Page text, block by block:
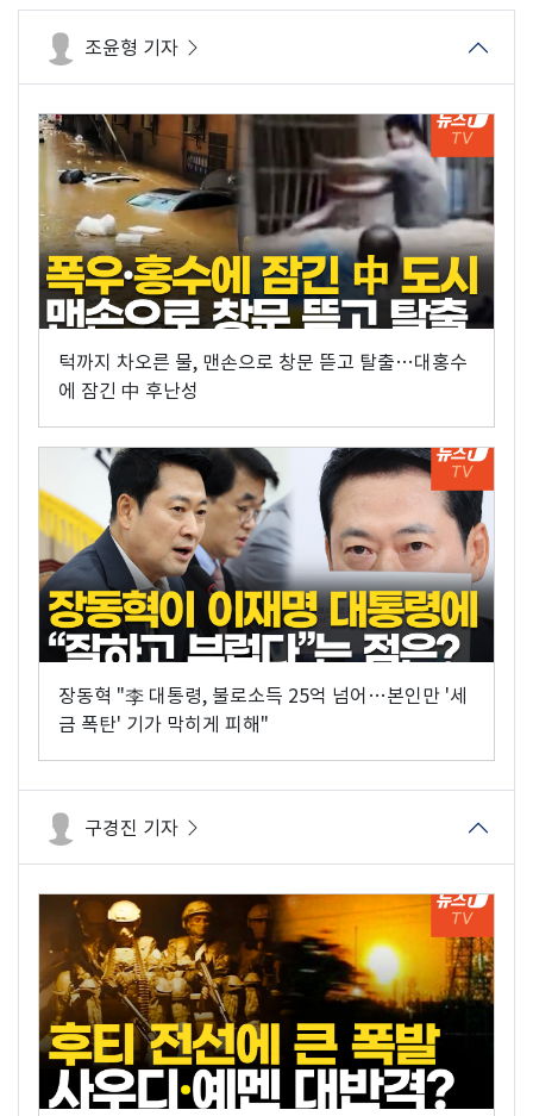
조윤형 기자
턱까지 차오른 물, 맨손으로 창문 뜯고 탈출…대홍수
에 잠긴 中 후난성
장동혁 "李 대통령, 불로소득 25억 넘어…본인만 '세
금 폭탄' 기가 막히게 피해"
구경진 기자